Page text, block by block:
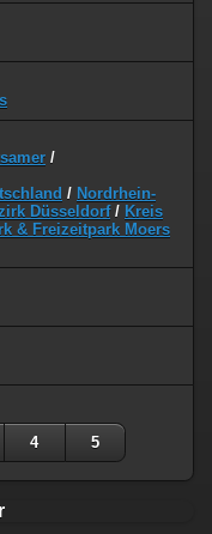
/
/ Nordrhein-
Düsseldorf/ Kreis
& Freizeitpark Moers
4 5